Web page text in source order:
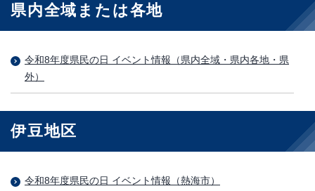
県内全域または各地
令和8年度県民の日 イベント情報（県内全域・県内各地・県
外）
伊豆地区
令和8年度県民の日 イベント情報（熱海市）